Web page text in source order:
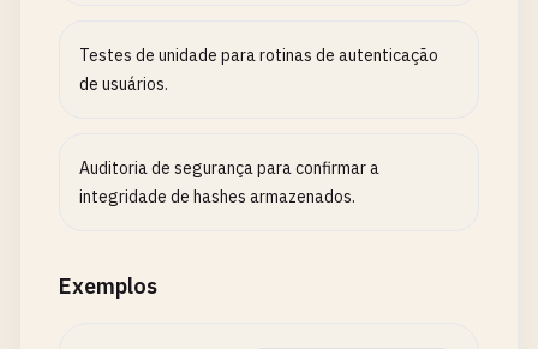
Testes de unidade para rotinas de autenticação
de usuários.
Auditoria de segurança para confirmar a
integridade de hashes armazenados.
Exemplos